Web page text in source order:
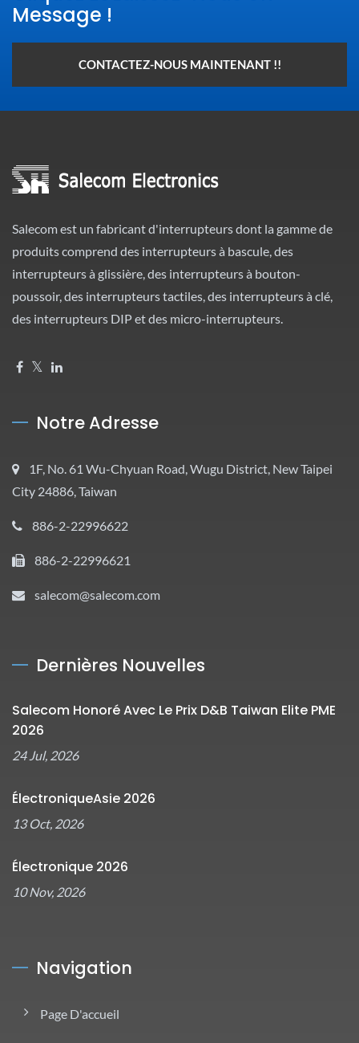
Message !
CONTACTEZ-NOUS MAINTENANT !!
Salecom est un fabricant d'interrupteurs dont la gamme de
produits comprend des interrupteurs à bascule, des
interrupteurs à glissière, des interrupteurs à bouton-
poussoir, des interrupteurs tactiles, des interrupteurs à clé,
des interrupteurs DIP et des micro-interrupteurs.
Notre Adresse
1F, No. 61 Wu-Chyuan Road, Wugu District, New Taipei
City 24886, Taiwan
886-2-22996622
886-2-22996621
salecom@salecom.com
Dernières Nouvelles
Salecom Honoré Avec Le Prix D&B Taiwan Elite PME
2026
24 Jul, 2026
ÉlectroniqueAsie 2026
13 Oct, 2026
Électronique 2026
10 Nov, 2026
Navigation
Page D'accueil